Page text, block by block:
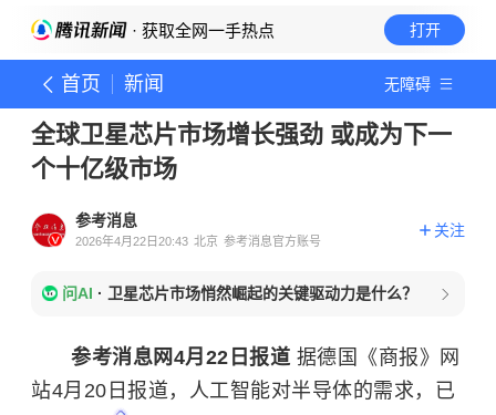
· 获取全网一手热点 打开
首页 新闻 无障碍
全球卫星芯片市场增长强劲 或成为下一
个十亿级市场
参考消息
2026年4月22日20:43 北京 参考消息官方账号
关注
问AI · 卫星芯片市场悄然崛起的关键驱动力是什么？
参考消息网4月22日报道 据德国《商报》网
站4月20日报道，人工智能对半导体的需求，已